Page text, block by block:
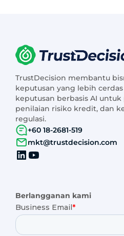
TrustDecision membantu
keputusan yang lebih
keputusan berbasis AI
penilaian risiko kredit, dan
regulasi.
+60 18-2681-519
mkt@trustdecision.com
Berlangganan kami